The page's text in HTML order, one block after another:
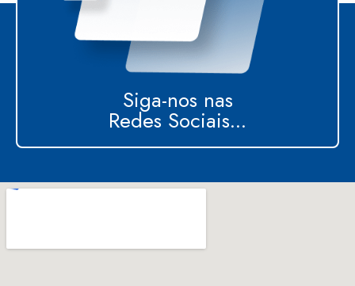
Siga-nos nas
Redes Sociais...